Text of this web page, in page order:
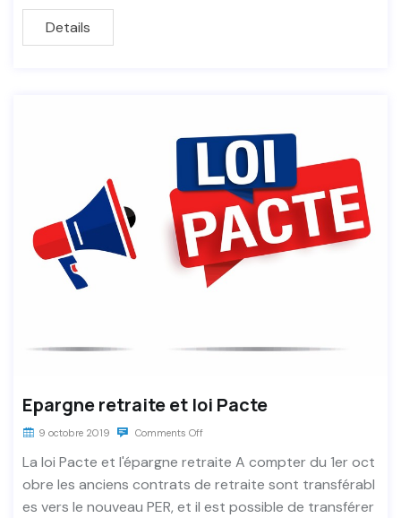
Details
Epargne retraite et loi Pacte
9 octobre 2019 Comments Off
La loi Pacte et l'épargne retraite A compter du 1er oct
obre les anciens contrats de retraite sont transférabl
es vers le nouveau PER, et il est possible de transférer